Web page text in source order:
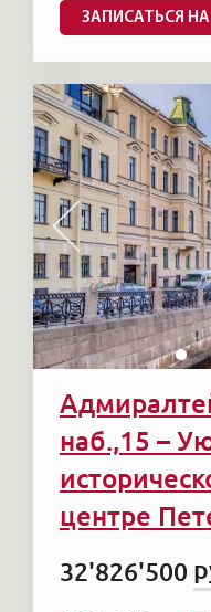
ЗАПИСАТЬСЯ
наб.,15 –
центре
32'826'500